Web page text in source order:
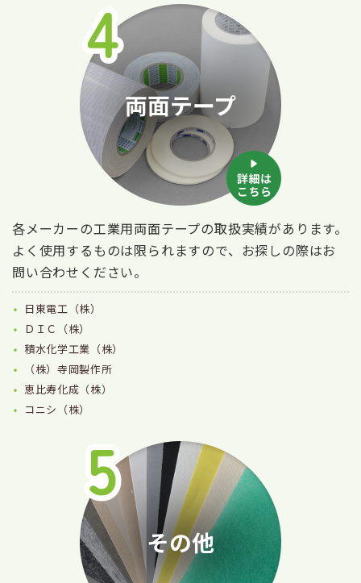
各メーカーの工業用両面テープの取扱実績があります。
よく使用するものは限られますので、お探しの際はお
問い合わせください。
日東電工（株）
ＤＩＣ（株）
積水化学工業（株）
（株）寺岡製作所
恵比寿化成（株）
コニシ（株）